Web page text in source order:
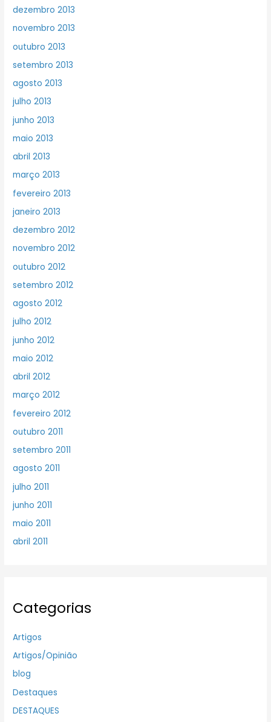
dezembro 2013
novembro 2013
outubro 2013
setembro 2013
agosto 2013
julho 2013
junho 2013
maio 2013
abril 2013
março 2013
fevereiro 2013
janeiro 2013
dezembro 2012
novembro 2012
outubro 2012
setembro 2012
agosto 2012
julho 2012
junho 2012
maio 2012
abril 2012
março 2012
fevereiro 2012
outubro 2011
setembro 2011
agosto 2011
julho 2011
junho 2011
maio 2011
abril 2011
Categorias
Artigos
Artigos/Opinião
blog
Destaques
DESTAQUES